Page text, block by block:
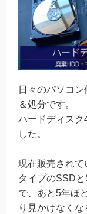
日々のパソコ
＆処分です。
ハードディスク
した。
現在販売されて
タイプのSSD
で、あと5年ほ
り見かけなくな